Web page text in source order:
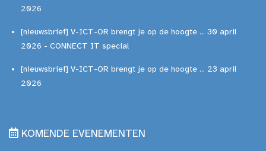
2026
[nieuwsbrief] V-ICT-OR brengt je op de hoogte ... 30 april
2026 - CONNECT IT special
[nieuwsbrief] V-ICT-OR brengt je op de hoogte ... 23 april
2026
KOMENDE EVENEMENTEN